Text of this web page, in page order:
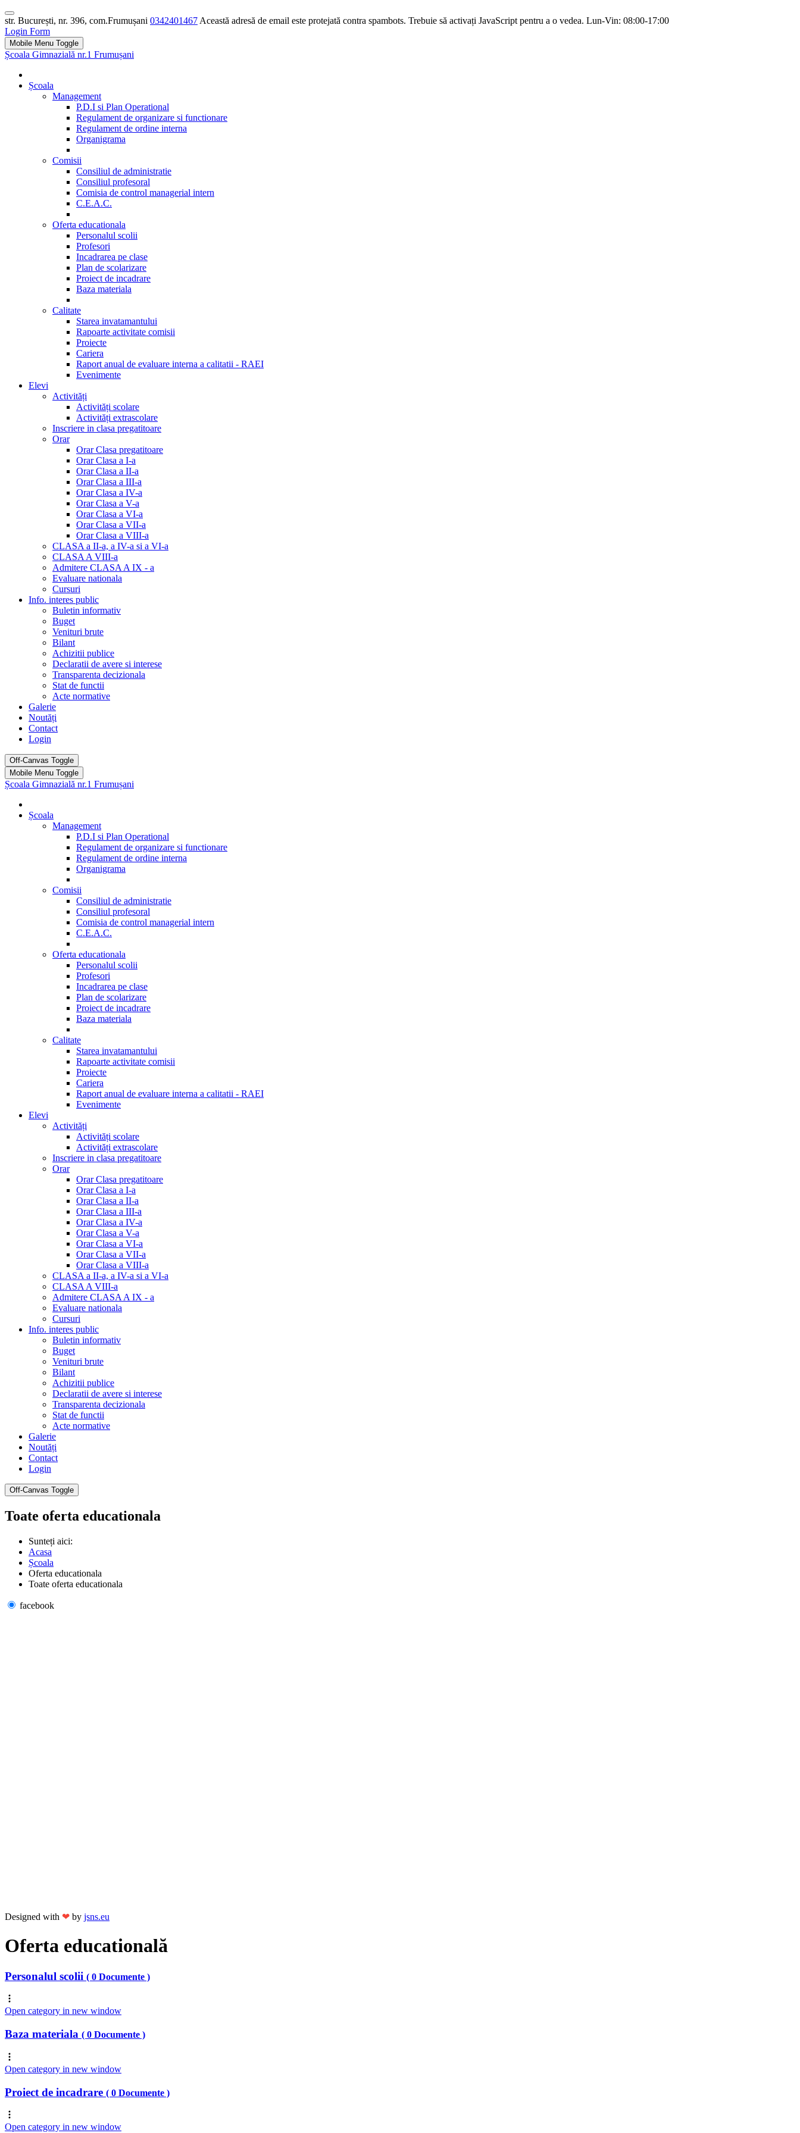
str. București, nr. 396, com.Frumușani 0342401467 Această adresă de email este protejată contra spambots. Trebuie să activați JavaScript pentru a o vedea. Lun-Vin: 08:00-17:00
Login Form
Mobile Menu Toggle
Școala Gimnazială nr.1 Frumușani
Școala
Management
P.D.I si Plan Operational
Regulament de organizare si functionare
Regulament de ordine interna
Organigrama
Comisii
Consiliul de administratie
Consiliul profesoral
Comisia de control managerial intern
C.E.A.C.
Oferta educationala
Personalul scolii
Profesori
Incadrarea pe clase
Plan de scolarizare
Proiect de incadrare
Baza materiala
Calitate
Starea invatamantului
Rapoarte activitate comisii
Proiecte
Cariera
Raport anual de evaluare interna a calitatii - RAEI
Evenimente
Elevi
Activități
Activități scolare
Activități extrascolare
Inscriere in clasa pregatitoare
Orar
Orar Clasa pregatitoare
Orar Clasa a I-a
Orar Clasa a II-a
Orar Clasa a III-a
Orar Clasa a IV-a
Orar Clasa a V-a
Orar Clasa a VI-a
Orar Clasa a VII-a
Orar Clasa a VIII-a
CLASA a II-a, a IV-a si a VI-a
CLASA A VIII-a
Admitere CLASA A IX - a
Evaluare nationala
Cursuri
Info. interes public
Buletin informativ
Buget
Venituri brute
Bilant
Achizitii publice
Declaratii de avere si interese
Transparenta decizionala
Stat de functii
Acte normative
Galerie
Noutăți
Contact
Login
Off-Canvas Toggle
Mobile Menu Toggle
Școala Gimnazială nr.1 Frumușani
Școala
Management
P.D.I si Plan Operational
Regulament de organizare si functionare
Regulament de ordine interna
Organigrama
Comisii
Consiliul de administratie
Consiliul profesoral
Comisia de control managerial intern
C.E.A.C.
Oferta educationala
Personalul scolii
Profesori
Incadrarea pe clase
Plan de scolarizare
Proiect de incadrare
Baza materiala
Calitate
Starea invatamantului
Rapoarte activitate comisii
Proiecte
Cariera
Raport anual de evaluare interna a calitatii - RAEI
Evenimente
Elevi
Activități
Activități scolare
Activități extrascolare
Inscriere in clasa pregatitoare
Orar
Orar Clasa pregatitoare
Orar Clasa a I-a
Orar Clasa a II-a
Orar Clasa a III-a
Orar Clasa a IV-a
Orar Clasa a V-a
Orar Clasa a VI-a
Orar Clasa a VII-a
Orar Clasa a VIII-a
CLASA a II-a, a IV-a si a VI-a
CLASA A VIII-a
Admitere CLASA A IX - a
Evaluare nationala
Cursuri
Info. interes public
Buletin informativ
Buget
Venituri brute
Bilant
Achizitii publice
Declaratii de avere si interese
Transparenta decizionala
Stat de functii
Acte normative
Galerie
Noutăți
Contact
Login
Off-Canvas Toggle
Toate oferta educationala
Sunteți aici:
Acasa
Școala
Oferta educationala
Toate oferta educationala
facebook
Designed with ❤ by jsns.eu
Oferta educatională
Personalul scolii ( 0 Documente )
Open category in new window
Baza materiala ( 0 Documente )
Open category in new window
Proiect de incadrare ( 0 Documente )
Open category in new window